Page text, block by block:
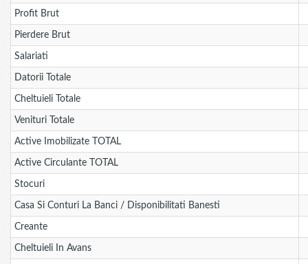
Profit Brut
Pierdere Brut
Salariati
Datorii Totale
Cheltuieli Totale
Venituri Totale
Active Imobilizate TOTAL
Active Circulante TOTAL
Stocuri
Casa Si Conturi La Banci / Disponibilitati Banesti
Creante
Cheltuieli In Avans